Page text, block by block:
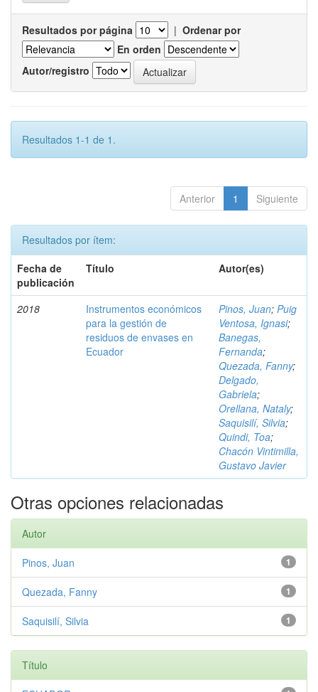
Resultados por página | Ordenar por
En orden
Autor/registro
Resultados 1-1 de 1.
Anterior 1 Siguiente
Resultados por ítem:
Fecha de
publicación
Título Autor(es)
2018
Instrumentos económicos
para la gestión de
residuos de envases en
Ecuador
Pinos, Juan; Puig
Ventosa, Ignasi;
Banegas,
Fernanda;
Quezada, Fanny;
Delgado,
Gabriela;
Orellana, Nataly;
Saquisilí, Silvia;
Quindi, Toa;
Chacón Vintimilla,
Gustavo Javier
Otras opciones relacionadas
Autor
1
Pinos, Juan
1
Quezada, Fanny
1
Saquisilí, Silvia
Título